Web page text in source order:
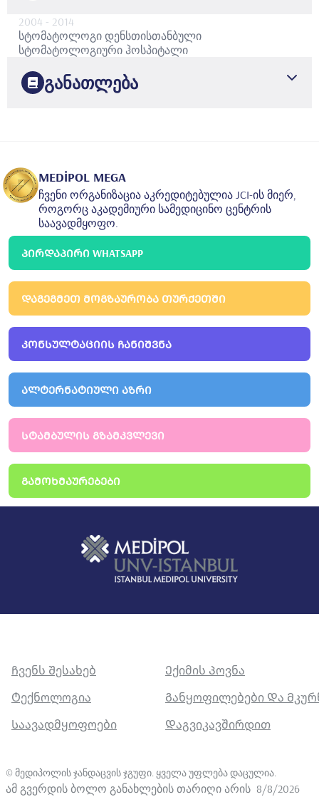
2004 - 2014
სტომატოლოგი დენსთისთანბული
სტომატოლოგიური ჰოსპიტალი
განათლება
MEDİPOL MEGA
ჩვენი ორგანიზაცია აკრედიტებულია JCI-ის მიერ,
როგორც აკადემიური სამედიცინო ცენტრის
საავადმყოფო.
ᲞᲘᲠᲓᲐᲞᲘᲠᲘ WHATSAPP
ᲓᲐᲒᲔᲒᲛᲔᲗ ᲛᲝᲒᲖᲐᲣᲠᲝᲑᲐ ᲗᲣᲠᲥᲔᲗᲨᲘ
ᲙᲝᲜᲡᲣᲚᲢᲐᲪᲘᲘᲡ ᲩᲐᲜᲘᲨᲕᲜᲐ
ᲐᲚᲢᲔᲠᲜᲐᲢᲘᲣᲚᲘ ᲐᲖᲠᲘ
ᲡᲢᲐᲛᲑᲣᲚᲘᲡ ᲒᲖᲐᲛᲙᲕᲚᲔᲕᲘ
ᲒᲐᲛᲝᲮᲛᲐᲣᲠᲔᲑᲔᲑᲘ
Ჩვენს Შესახებ
Ექიმის Პოვნა
Ტექნოლოგია
Განყოფილებები Და
Საავადმყოფოები
Დაგვიკავშირდით
© მედიპოლის ჯანდაცვის ჯგუფი. ყველა უფლება დაცულია.
ამ გვერდის ბოლო განახლების თარიღი არის 8/8/2026